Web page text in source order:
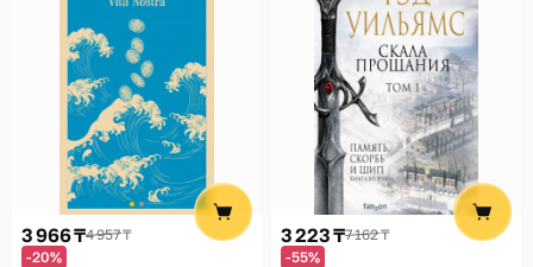
3 966 ₸4 957 ₸
-20%
3 223 ₸7 162 ₸
-55%